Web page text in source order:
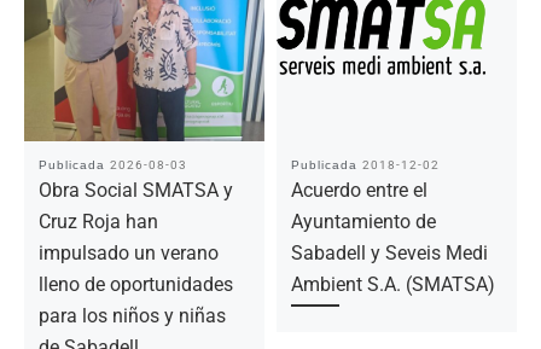
Publicada 2026-08-03
Obra Social SMATSA y
Cruz Roja han
impulsado un verano
lleno de oportunidades
para los niños y niñas
Publicada 2018-12-02
Acuerdo entre el
Ayuntamiento de
Sabadell y Seveis Medi
Ambient S.A. (SMATSA)